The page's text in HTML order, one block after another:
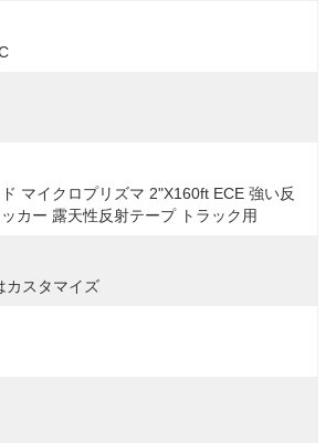
マイクロプリズマ 2"X160ft ECE 強い反
カー 露天性反射テープ トラック用
カスタマイズ